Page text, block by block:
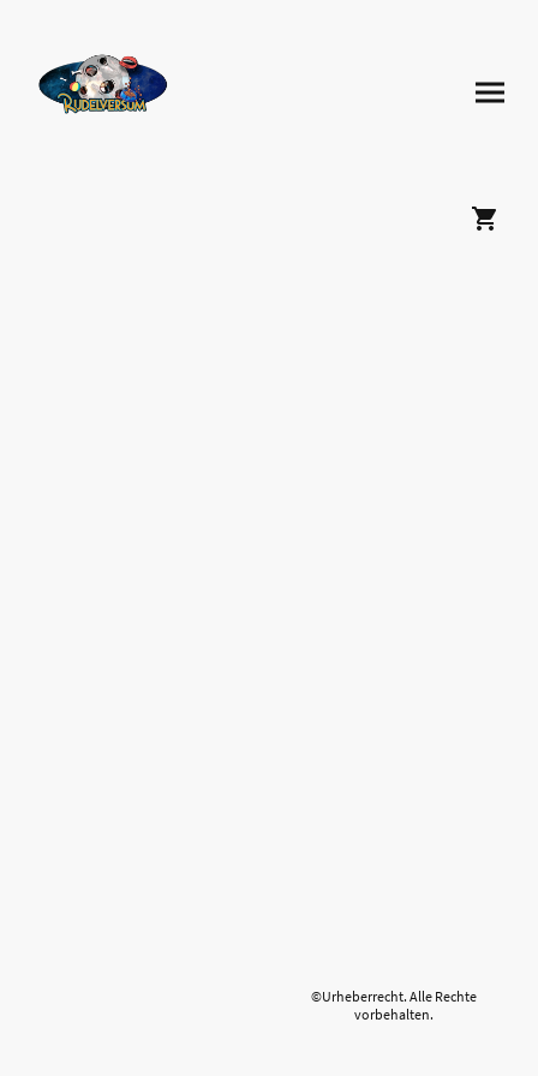
©Urheberrecht. Alle Rechte
vorbehalten.